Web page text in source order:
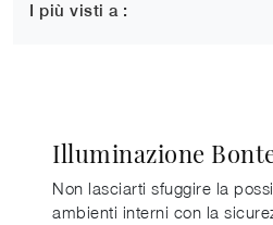
I più visti a :
Illuminazione
Non lasciarti sfuggire la
ambienti interni con la